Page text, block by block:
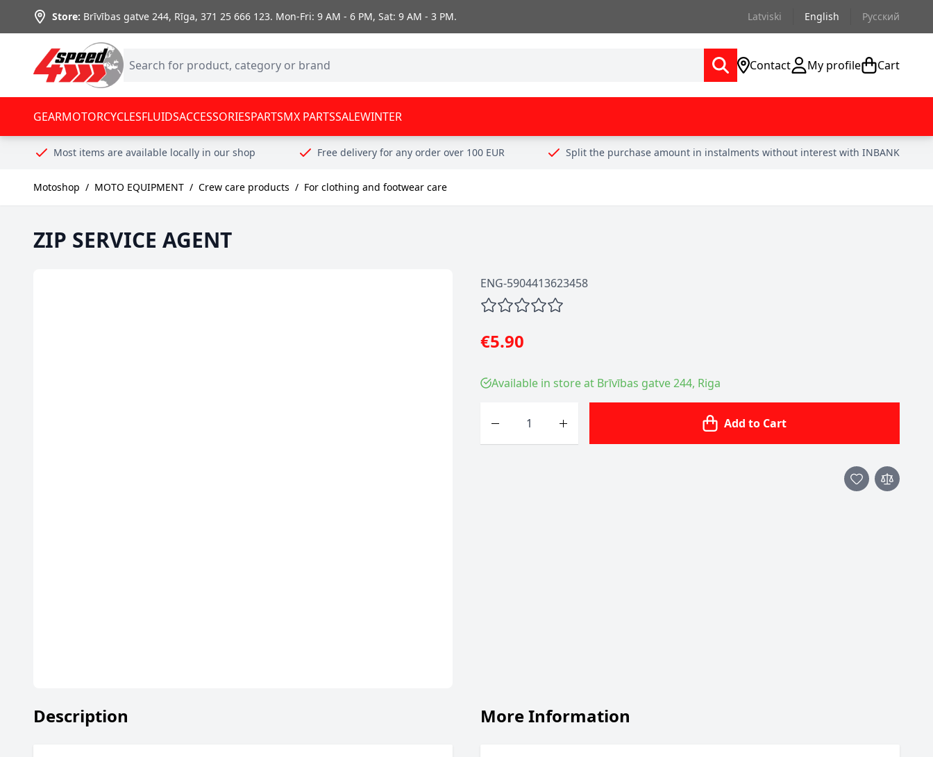
Skip to Content
Store: Brīvības gatve 244, Rīga,371 25 666 123. Mon-Fri: 9 AM - 6 PM, Sat: 9 AM - 3 PM. Latviski English Русский
Contact My profile Cart
GEARMOTORCYCLESFLUIDSACCESSORIESPARTSMX PARTSSALEWINTER
Most items are available locally in our shop Free delivery for any order over 100 EUR Split the purchase amount in instalments without interest with INBANK
Motoshop / MOTO EQUIPMENT / Crew care products / For clothing and footwear care
ZIP SERVICE AGENT
ENG-5904413623458
€5.90
Available in store at Brīvības gatve 244, Riga
Add to Cart
Description More Information